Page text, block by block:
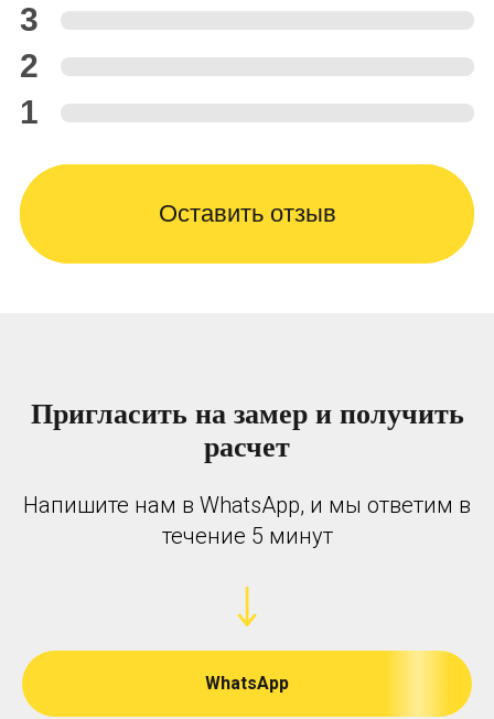
3
2
1
Оставить отзыв
Пригласить на замер и получить
расчет
Напишите нам в WhatsApp, и мы ответим в
течение 5 минут
WhatsApp